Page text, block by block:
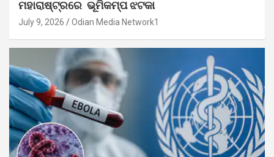
ମହାରାଷ୍ଟ୍ରରେ ଭୂମିକମ୍ପ ଝଟକା
July 9, 2026 Odian Media Network1